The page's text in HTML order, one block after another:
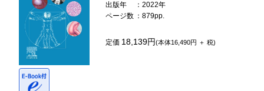
出版年
：2022年
ページ数 ：879pp.
定価 18,139円(本体16,490円 ＋ 税)